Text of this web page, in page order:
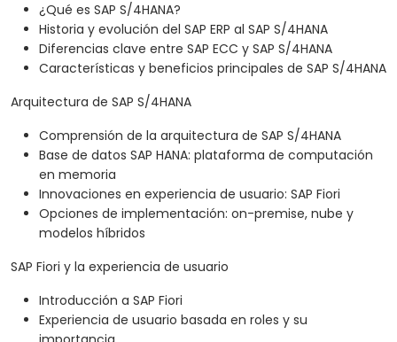
¿Qué es SAP S/4HANA?
Historia y evolución del SAP ERP al SAP S/4HANA
Diferencias clave entre SAP ECC y SAP S/4HANA
Características y beneficios principales de SAP S/4HANA
Arquitectura de SAP S/4HANA
Comprensión de la arquitectura de SAP S/4HANA
Base de datos SAP HANA: plataforma de computación
en memoria
Innovaciones en experiencia de usuario: SAP Fiori
Opciones de implementación: on-premise, nube y
modelos híbridos
SAP Fiori y la experiencia de usuario
Introducción a SAP Fiori
Experiencia de usuario basada en roles y su